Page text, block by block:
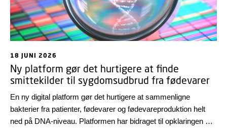
18 JUNI 2026
Ny platform gør det hurtigere at finde
smittekilder til sygdomsudbrud fra fødevarer
En ny digital platform gør det hurtigere at sammenligne
bakterier fra patienter, fødevarer og fødevareproduktion helt
ned på DNA-niveau. Platformen har bidraget til opklaringen af